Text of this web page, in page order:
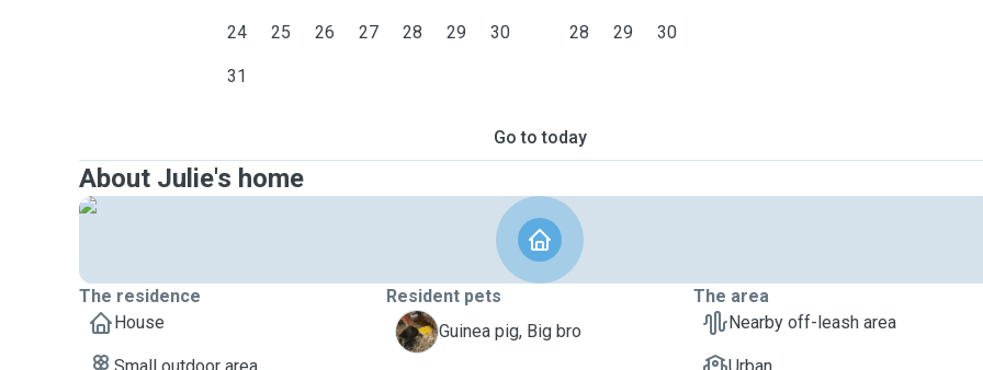
24 25 26 27 28 29 30
31
28 29 30
Go to today
About Julie's home
The residence
House
Resident pets
B
Guinea pig, Big bro
The area
Nearby off-leash area